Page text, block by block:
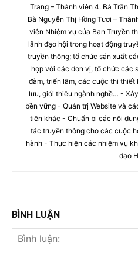
Trang – Thành viên 4. Bà Trần
Bà Nguyễn Thị Hồng Tươi –
viên Nhiệm vụ của Ban Truyền
lãnh đạo hội trong hoạt động
truyền thông; tổ chức sản xuất
hợp với các đơn vị, tổ chức các
đàm, triển lãm, các cuộc thi
lưu, giới thiệu ngành nghề… -
bền vững - Quản trị Website và
tiện khác - Chuẩn bị các nội
tác truyền thông cho các cuộc
hành - Thực hiện các nhiệm vụ
đạo
BÌNH LUẬN